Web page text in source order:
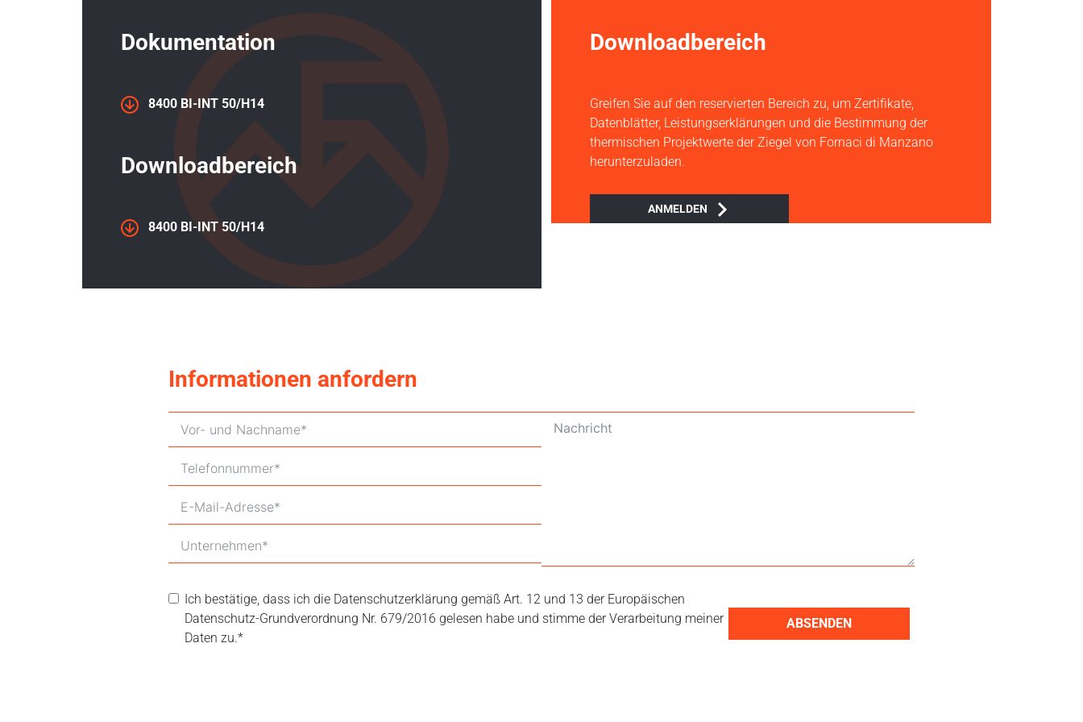
Dokumentation
8400 BI-INT 50/H14
Downloadbereich
8400 BI-INT 50/H14
Downloadbereich
Greifen Sie auf den reservierten Bereich zu, um Zertifikate,
Datenblätter, Leistungserklärungen und die Bestimmung der
thermischen Projektwerte der Ziegel von Fornaci di Manzano
herunterzuladen.
ANMELDEN
Informationen anfordern
Ich bestätige, dass ich die Datenschutzerklärung gemäß Art. 12 und 13 der Europäischen
Datenschutz-Grundverordnung Nr. 679/2016 gelesen habe und stimme der Verarbeitung meiner
Daten zu.*
ABSENDEN